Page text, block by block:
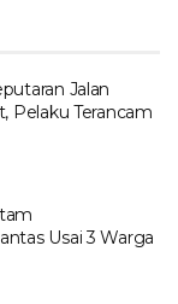
Jalan
Pelaku Terancam
Usai 3 Warga